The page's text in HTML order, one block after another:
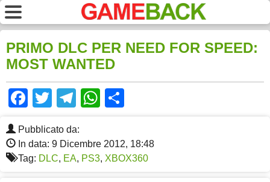
PRIMO DLC PER NEED FOR SPEED:
MOST WANTED
Facebook
TwitterTelegram
WhatsApp
Pubblicato da:
In data: 9 Dicembre 2012, 18:48
Tag: DLC, EA, PS3, XBOX360